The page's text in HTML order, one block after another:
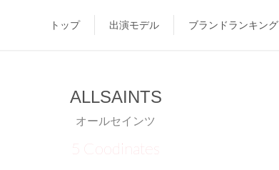
トップ 出演モデル ブランドランキング
ALLSAINTS
オールセインツ
5 Coodinates